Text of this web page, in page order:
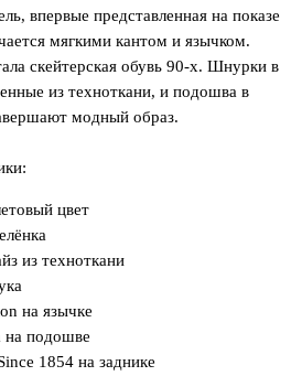
впервые представленная на показе
мягкими кантом и язычком.
скейтерская обувь 90-х. Шнурки в
из техноткани, и подошва в
модный образ.
цвет
из техноткани
на язычке
подошве
1854 на заднике